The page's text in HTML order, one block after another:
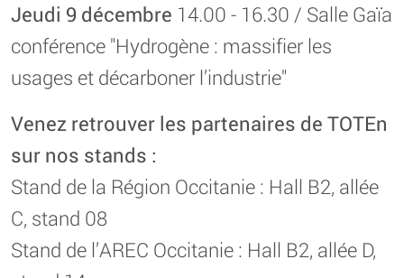
Jeudi 9 décembre 14.00 - 16.30 / Salle Gaïa
conférence "Hydrogène : massifier les
usages et décarboner l’industrie"
Venez retrouver les partenaires de TOTEn
sur nos stands :
Stand de la Région Occitanie : Hall B2, allée
C, stand 08
Stand de l’AREC Occitanie : Hall B2, allée D,